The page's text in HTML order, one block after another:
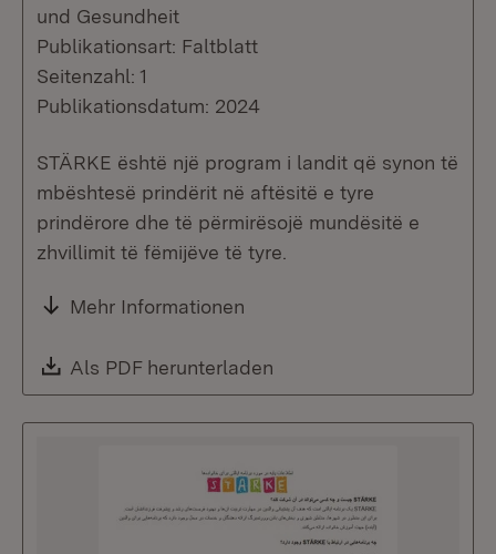
und Gesundheit
Publikationsart: Faltblatt
Seitenzahl: 1
Publikationsdatum: 2024
STÄRKE është një program i landit që synon të
mbështesë prindërit në aftësitë e tyre
prindërore dhe të përmirësojë mundësitë e
zhvillimit të fëmijëve të tyre.
Mehr Informationen
Download:
Als PDF herunterladen